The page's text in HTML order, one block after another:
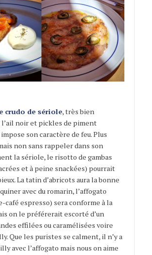
crudo de sériole, très bien
l’ail noir et pickles de piment
son caractère de feu. Plus
non sans rappeler dans son
la sériole, le risotto de gambas
et à peine snackées) pourrait
La tatin d’abricots aura la bonne
avec du romarin, l’affogato
café espresso) sera conforme à la
on le préférerait escorté d’un
effilées ou caramélisées voire
Que les puristes se calment, il n’y a
avec l’affogato mais nous on aime